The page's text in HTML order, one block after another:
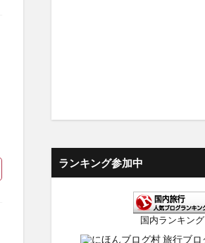
ランキング参加中
国内ランキング